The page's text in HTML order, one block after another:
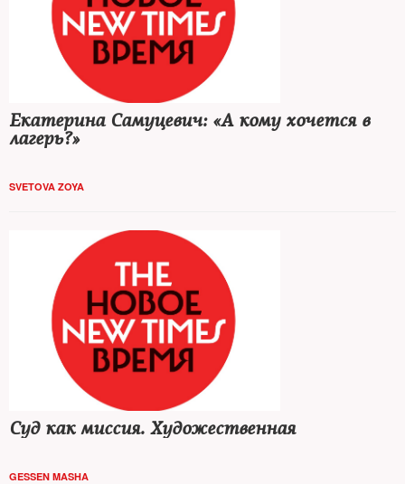
Екатерина Самуцевич: «А кому хочется в
лагерь?»
SVETOVA ZOYA
Суд как миссия. Художественная
GESSEN MASHA